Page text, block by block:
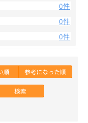
0件
0件
0件
順 参考になった順
検索